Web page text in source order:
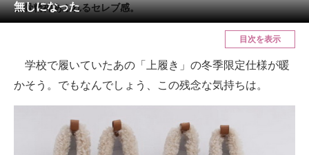
メディア
スマホと通信の最新トレンド
進化するPCとデバイスの未来
無しになった
反骨精神あふれるセレブ感。
目次を表示
学校で履いていたあの「上履き」の冬季限定仕様が暖
かそう。でもなんでしょう、この残念な気持ちは。